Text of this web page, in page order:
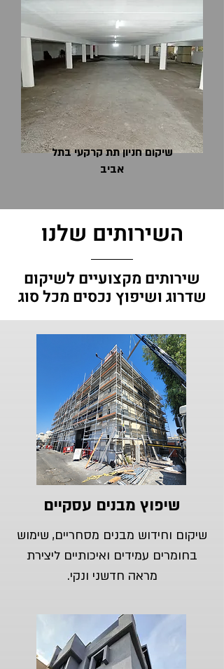
שיקום חניון תת קרקעי בתל
אביב
השירותים שלנו
שירותים מקצועיים לשיקום
שדרוג ושיפוץ נכסים מכל סוג
שיפוץ מבנים עסקיים
שיקום וחידוש מבנים מסחריים, שימוש
בחומרים עמידים ואיכותיים ליצירת
מראה חדשני ונקי.